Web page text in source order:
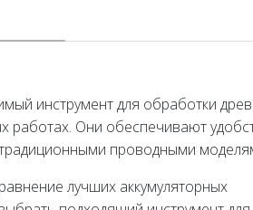
инструмент для обработки
работах. Они обеспечивают
проводными
лучших аккумуляторных